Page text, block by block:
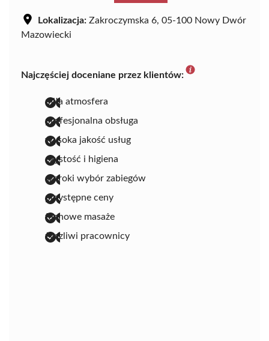
Lokalizacja: Zakroczymska 6, 05-100 Nowy Dwór
Mazowiecki
Najczęściej doceniane przez klientów:
miła atmosfera
profesjonalna obsługa
wysoka jakość usług
czystość i higiena
szeroki wybór zabiegów
przystępne ceny
fachowe masaże
życzliwi pracownicy